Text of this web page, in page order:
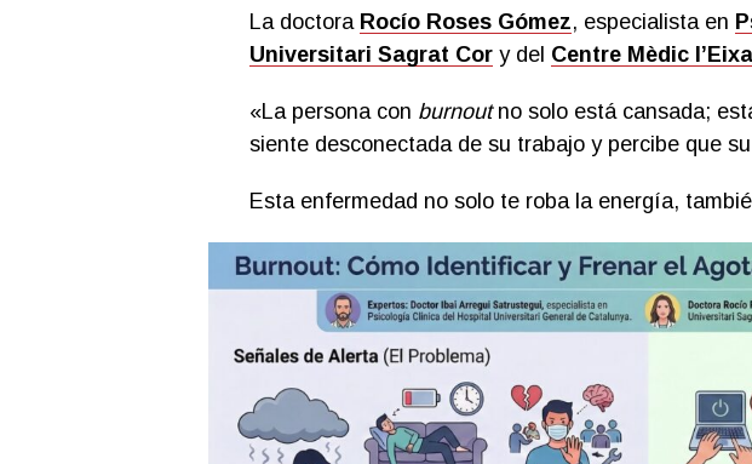
La doctora Rocío Roses Gómez, especialista en
Universitari Sagrat Cory del Centre Mèdic
«La persona con burnoutno solo está cansada;
siente desconectada de su trabajo y percibe que
Esta enfermedad no solo te roba la energía,